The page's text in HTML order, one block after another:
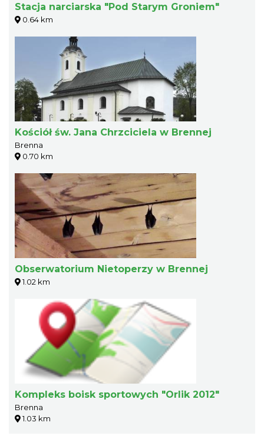
Stacja narciarska "Pod Starym Groniem"
0.64 km
Kościół św. Jana Chrzciciela w Brennej
Brenna
0.70 km
Obserwatorium Nietoperzy w Brennej
1.02 km
Kompleks boisk sportowych "Orlik 2012"
Brenna
1.03 km